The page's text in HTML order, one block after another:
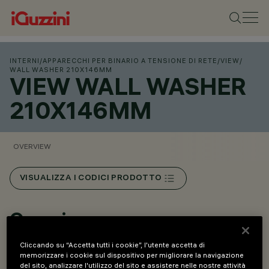
INTERNI /APPARECCHI PER BINARIO A TENSIONE DI RETE /VIEW/
WALL WASHER 210X146MM
VIEW WALL WASHER
210X146MM
OVERVIEW
VISUALIZZA I CODICI PRODOTTO
Overview
• Installazione a binario Mains Voltage e a plafone con
Cliccando su “Accetta tutti i cookie”, l'utente accetta di
memorizzare i cookie sul dispositivo per migliorare la navigazione
del sito, analizzare l'utilizzo del sito e assistere nelle nostre attività